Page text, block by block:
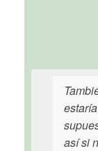
así si